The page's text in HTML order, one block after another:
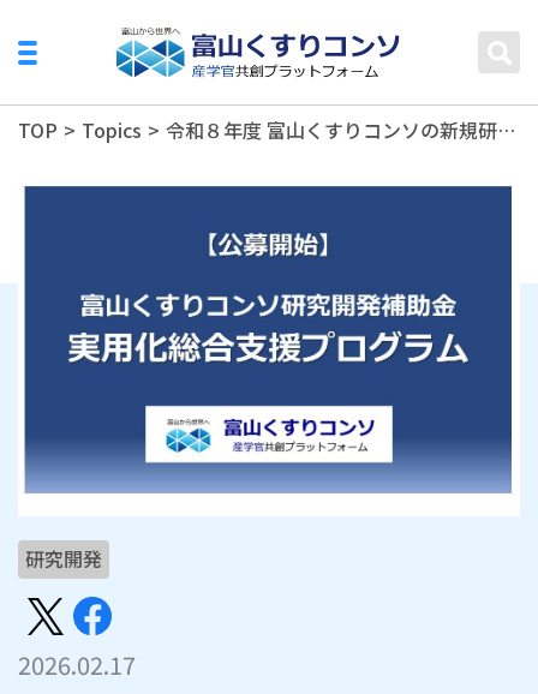
TOP > Topics > 令和８年度 富山くすりコンソの新規研究テーマ募集
研究開発
2026.02.17